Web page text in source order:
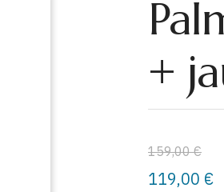
+
159,00 €
119,00 €